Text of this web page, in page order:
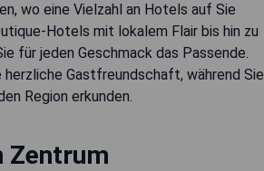
wo eine Vielzahl an Hotels auf Sie
Hotels mit lokalem Flair bis hin zu
für jeden Geschmack das Passende.
herzliche Gastfreundschaft, während Sie
Region erkunden.
Zentrum